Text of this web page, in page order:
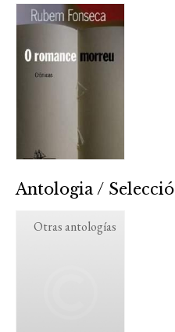
Antologia / Selecció
Otras antologías